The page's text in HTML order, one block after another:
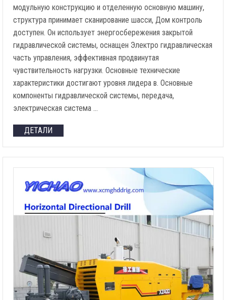
модульную конструкцию и отделенную основную машину,
структура принимает сканирование шасси, Дом контроль
доступен. Он использует энергосбережения закрытой
гидравлической системы, оснащен Электро гидравлическая
часть управления, эффективная продвинутая
чувствительность нагрузки. Основные технические
характеристики достигают уровня лидера в. Основные
компоненты гидравлической системы, передача,
электрическая система …
ДЕТАЛИ